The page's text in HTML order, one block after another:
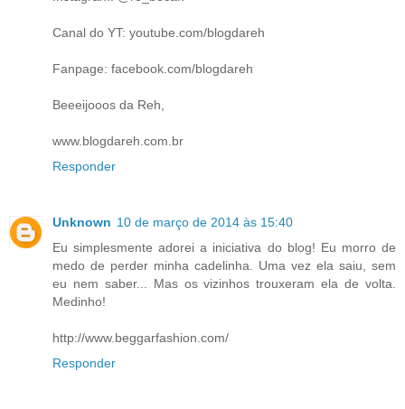
Canal do YT: youtube.com/blogdareh
Fanpage: facebook.com/blogdareh
Beeeijooos da Reh,
www.blogdareh.com.br
Responder
Unknown 10 de março de 2014 às 15:40
Eu simplesmente adorei a iniciativa do blog! Eu morro de
medo de perder minha cadelinha. Uma vez ela saiu, sem
eu nem saber... Mas os vizinhos trouxeram ela de volta.
Medinho!
http://www.beggarfashion.com/
Responder